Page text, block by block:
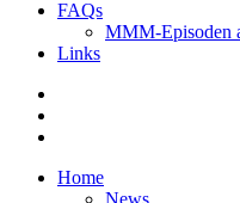
FAQs
MMM-Episoden
Links
Home
News